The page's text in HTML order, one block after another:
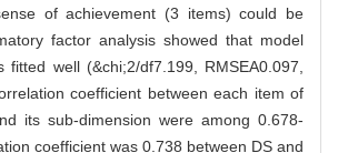
of achievement (3 items) could be
factor analysis showed that model
fitted well (&chi;2/df7.199, RMSEA0.097,
coefficient between each item of
its sub-dimension were among 0.678-
coefficient was 0.738 between DS and